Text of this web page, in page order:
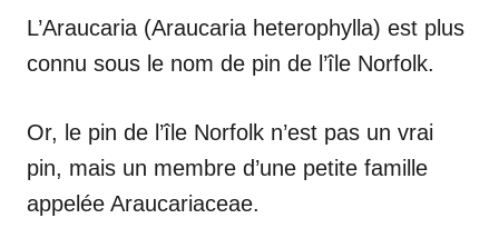
L’Araucaria (Araucaria heterophylla) est plus
connu sous le nom de pin de l’île Norfolk.
Or, le pin de l’île Norfolk n’est pas un vrai
pin, mais un membre d’une petite famille
appelée Araucariaceae.